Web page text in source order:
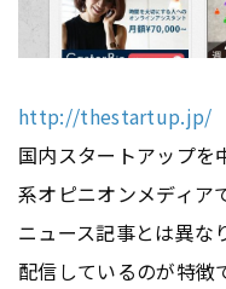
http://thestartup.jp/
国内スタートアップを
系オピニオンメディア
ニュース記事とは異な
配信しているのが特徴